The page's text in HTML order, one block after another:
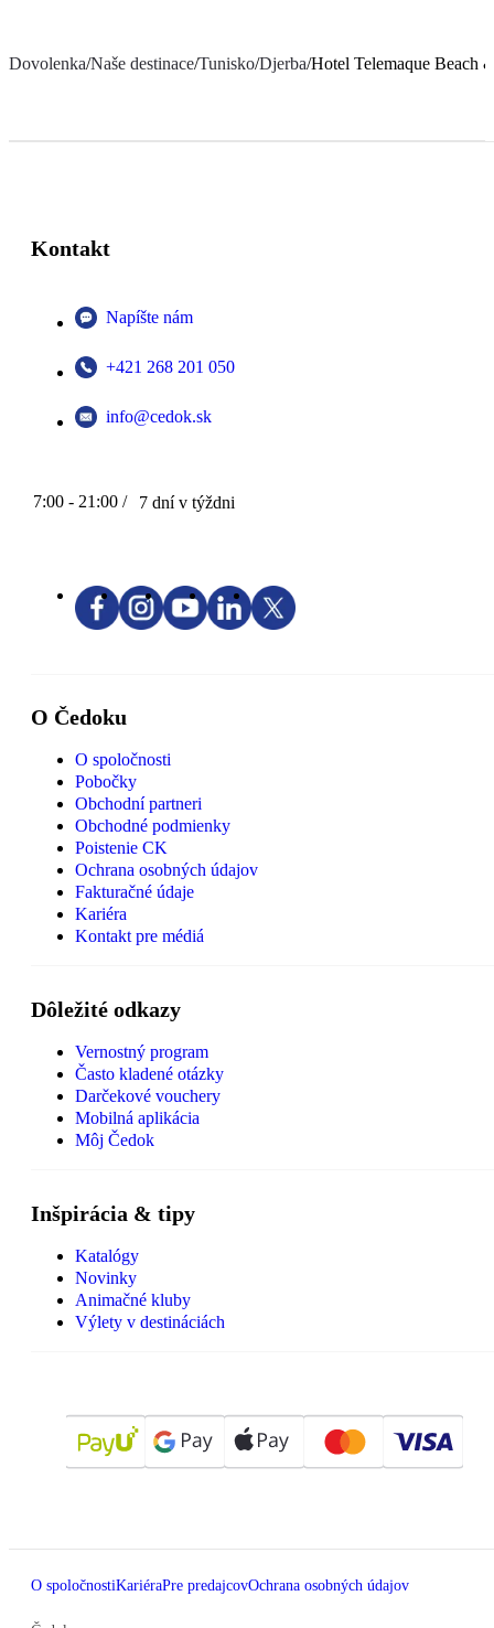
Dovolenka/Naše destinace/Tunisko/Djerba/Hotel Telemaque Beach
Kontakt
Napíšte nám
+421 268 201 050
info@cedok.sk
7:00 - 21:00 / 7 dní v týždni
O Čedoku
O spoločnosti
Pobočky
Obchodní partneri
Obchodné podmienky
Poistenie CK
Ochrana osobných údajov
Fakturačné údaje
Kariéra
Kontakt pre médiá
Dôležité odkazy
Vernostný program
Často kladené otázky
Darčekové vouchery
Mobilná aplikácia
Môj Čedok
Inšpirácia & tipy
Katalógy
Novinky
Animačné kluby
Výlety v destináciách
O spoločnostiKariéraPre predajcovOchrana osobných údajov